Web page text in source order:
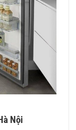
Nội